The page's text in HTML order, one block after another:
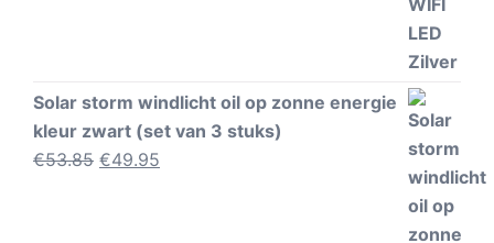
Solar storm windlicht oil op zonne energie
kleur zwart (set van 3 stuks)
€53.85 Oorspronkelijke
€49.95